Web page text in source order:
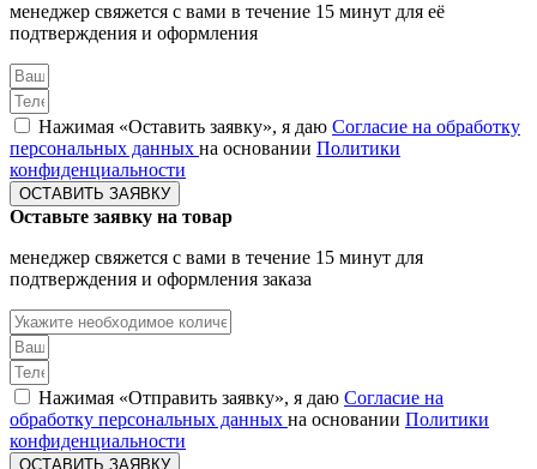
менеджер свяжется с вами в течение 15 минут для её
подтверждения и оформления
Нажимая «Оставить заявку», я даю Согласие на обработку
персональных данных на основании Политики
конфиденциальности
ОСТАВИТЬ ЗАЯВКУ
Оставьте заявку на товар
менеджер свяжется с вами в течение 15 минут для
подтверждения и оформления заказа
Нажимая «Отправить заявку», я даю Согласие на
обработку персональных данных на основании Политики
конфиденциальности
ОСТАВИТЬ ЗАЯВКУ